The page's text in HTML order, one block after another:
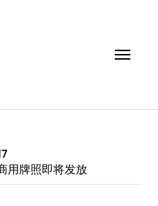
用牌照即将发放